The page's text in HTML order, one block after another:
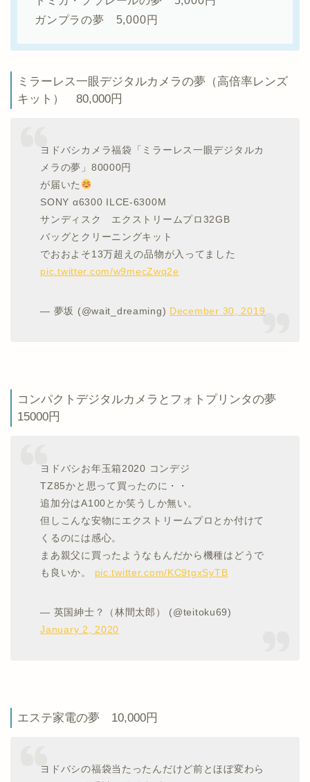
ガンプラの夢 5,000円
ミラーレス一眼デジタルカメラの夢（高倍率レンズ
キット） 80,000円
ヨドバシカメラ福袋「ミラーレス一眼デジタルカ
メラの夢」80000円
が届いた
SONY α6300 ILCE-6300M
サンディスク エクストリームプロ32GB
バッグとクリーニングキット
でおおよそ13万超えの品物が入ってました
pic.twitter.com/w9mecZwq2e
— 夢坂 (@wait_dreaming) December 30, 2019
コンパクトデジタルカメラとフォトプリンタの夢
15000円
ヨドバシお年玉箱2020 コンデジ
TZ85かと思って買ったのに・・
追加分はA100とか笑うしか無い。
但しこんな安物にエクストリームプロとか付けて
くるのには感心。
まあ親父に買ったようなもんだから機種はどうで
も良いか。 pic.twitter.com/KC9tgxSyTB
— 英国紳士？（林間太郎） (@teitoku69)
January 2, 2020
エステ家電の夢 10,000円
ヨドバシの福袋当たったんだけど前とほぼ変わら